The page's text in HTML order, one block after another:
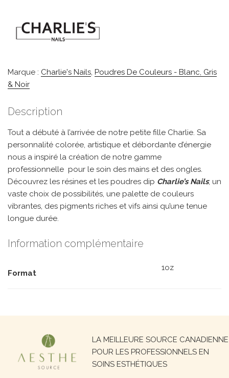
Marque : Charlie's Nails, Poudres De Couleurs - Blanc, Gris
& Noir
Description
Tout a débuté à l’arrivée de notre petite fille Charlie. Sa
personnalité colorée, artistique et débordante d’énergie
nous a inspiré la création de notre gamme
professionnelle pour le soin des mains et des ongles.
Découvrez les résines et les poudres dip Charlie’s Nails; un
vaste choix de possibilités, une palette de couleurs
vibrantes, des pigments riches et vifs ainsi qu’une tenue
longue durée.
Information complémentaire
Format
1oz
LA MEILLEURE SOURCE CANADIENNE
POUR LES PROFESSIONNELS EN
SOINS ESTHÉTIQUES
Recherche
pour :